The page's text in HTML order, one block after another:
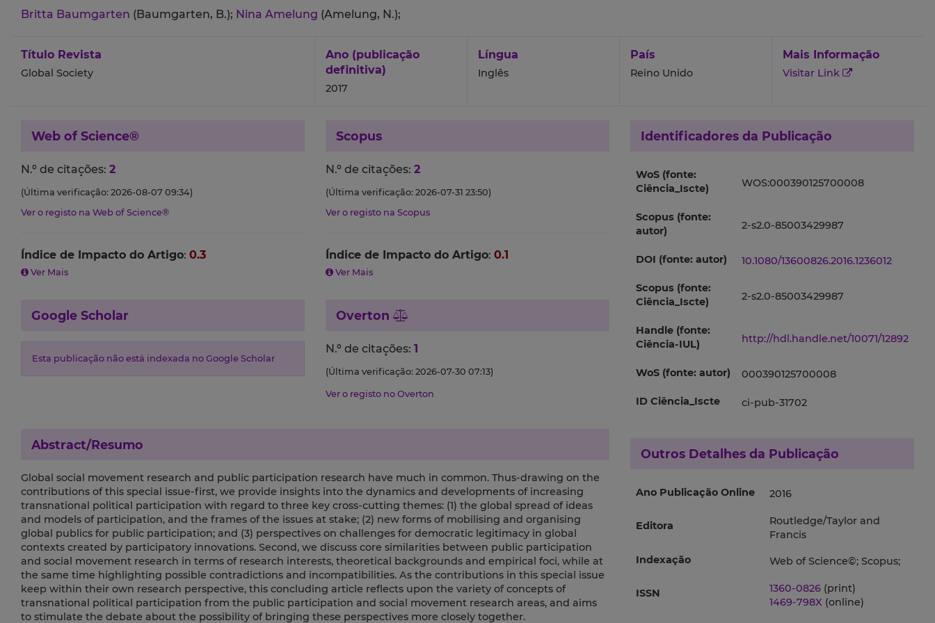
Britta Baumgarten (Baumgarten, B.); Nina Amelung (Amelung, N.);
Título Revista
Global Society
Ano (publicação
definitiva)
2017
Língua
Inglês
País
Reino Unido
Mais Informação
Visitar Link
Web of Science®
N.º de citações: 2
(Última verificação: 2026-08-07 09:34)
Ver o registo na Web of Science®
Índice de Impacto do Artigo: 0.3
Ver Mais
Scopus
N.º de citações: 2
(Última verificação: 2026-07-31 23:50)
Ver o registo na Scopus
Índice de Impacto do Artigo: 0.1
Ver Mais
Google Scholar
Esta publicação não está indexada no Google Scholar
Overton
N.º de citações: 1
(Última verificação: 2026-07-30 07:13)
Ver o registo no Overton
Abstract/Resumo
Global social movement research and public participation research have much in common. Thus-drawing on the
contributions of this special issue-first, we provide insights into the dynamics and developments of increasing
transnational political participation with regard to three key cross-cutting themes: (1) the global spread of ideas
and models of participation, and the frames of the issues at stake; (2) new forms of mobilising and organising
global publics for public participation; and (3) perspectives on challenges for democratic legitimacy in global
contexts created by participatory innovations. Second, we discuss core similarities between public participation
and social movement research in terms of research interests, theoretical backgrounds and empirical foci, while at
the same time highlighting possible contradictions and incompatibilities. As the contributions in this special issue
keep within their own research perspective, this concluding article reflects upon the variety of concepts of
transnational political participation from the public participation and social movement research areas, and aims
to stimulate the debate about the possibility of bringing these perspectives more closely together.
Identificadores da Publicação
WoS (fonte:
Ciência_Iscte)
WOS:000390125700008
Scopus (fonte:
autor)
2-s2.0-85003429987
DOI (fonte: autor) 10.1080/13600826.2016.1236012
Scopus (fonte:
Ciência_Iscte)
2-s2.0-85003429987
Handle (fonte:
Ciência-IUL)
http://hdl.handle.net/10071/12892
WoS (fonte: autor) 000390125700008
ID Ciência_Iscte ci-pub-31702
Outros Detalhes da Publicação
Ano Publicação Online 2016
Editora
Routledge/Taylor and
Francis
Indexação
Web of Science©; Scopus;
ISSN 1360-0826 (print)
1469-798X (online)